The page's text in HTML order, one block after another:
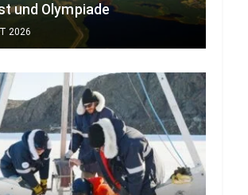
und Olympiade
2026